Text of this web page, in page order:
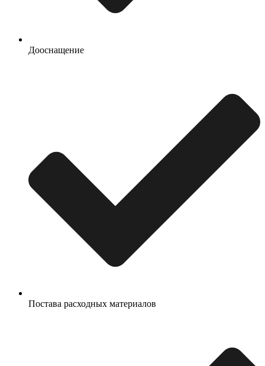
Дооснащение
Постава расходных материалов